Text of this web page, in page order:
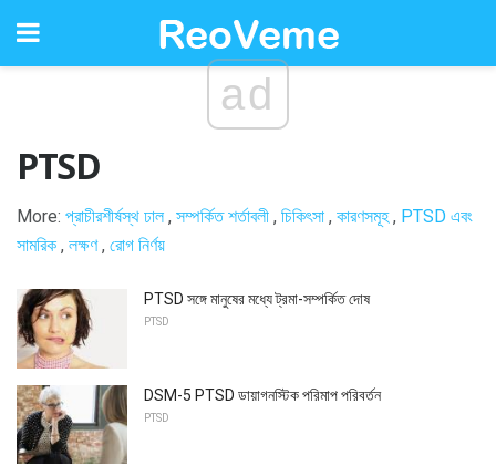
ad
PTSD
More: প্রাচীরশীর্ষস্থ ঢাল , সম্পর্কিত শর্তাবলী , চিকিৎসা , কারণসমূহ, PTSD এবং
সামরিক , লক্ষণ, রোগ নির্ণয়
PTSD সঙ্গে মানুষের মধ্যে ট্রমা-সম্পর্কিত দোষ
PTSD
DSM-5 PTSD ডায়াগনস্টিক পরিমাপ পরিবর্তন
PTSD